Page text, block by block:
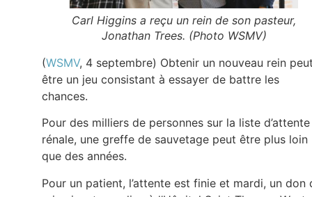
Carl Higgins a reçu un rein de son pasteur,
Jonathan Trees. (Photo WSMV)
(WSMV, 4 septembre) Obtenir un nouveau rein
être un jeu consistant à essayer de battre les
chances.
Pour des milliers de personnes sur la liste d’attente
rénale, une greffe de sauvetage peut être plus loin
que des années.
Pour un patient, l’attente est finie et mardi, un don